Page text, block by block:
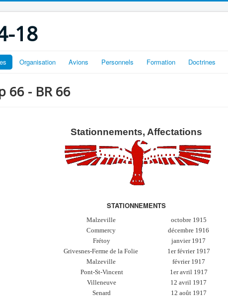
18
Organisation Avions Personnels Formation Doctrines
66 - BR 66
Stationnements, Affectations
STATIONNEMENTS
Malzeville
octobre 1915
Commercy
décembre 1916
Frétoy
janvier 1917
Grivesnes-Ferme de la Folie
1er février 1917
Malzeville
février 1917
Pont-St-Vincent
1er avril 1917
Villeneuve
12 avril 1917
Senard
12 août 1917